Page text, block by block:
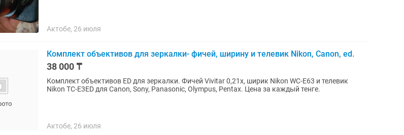
Актобе, 26 июля
Комплект объективов для зеркалки- фичей, ширину и телевик Nikon, Canon, ed.
38 000 ₸
Комплект объективов ED для зеркалки. Фичей Vivitar 0,21x, ширик Nikon WC-E63 и телевик
Nikon TC-E3ED для Canon, Sony, Panasonic, Olympus, Pentax. Цена за каждый тенге.
Актобе, 26 июля